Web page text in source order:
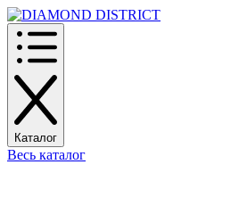
Каталог
Весь каталог